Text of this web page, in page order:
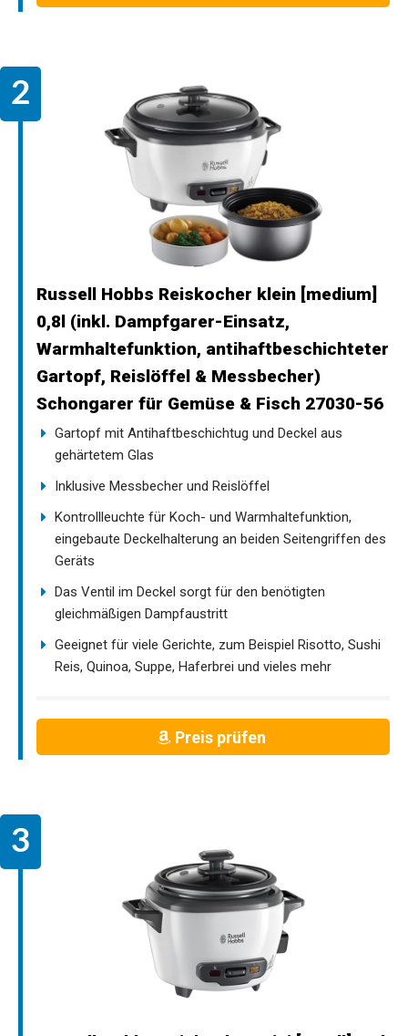
Russell Hobbs Reiskocher klein [medium]
0,8l (inkl. Dampfgarer-Einsatz,
Warmhaltefunktion, antihaftbeschichteter
Gartopf, Reislöffel & Messbecher)
Schongarer für Gemüse & Fisch 27030-56
Gartopf mit Antihaftbeschichtug und Deckel aus
gehärtetem Glas
Inklusive Messbecher und Reislöffel
Kontrollleuchte für Koch- und Warmhaltefunktion,
eingebaute Deckelhalterung an beiden Seitengriffen des
Geräts
Das Ventil im Deckel sorgt für den benötigten
gleichmäßigen Dampfaustritt
Geeignet für viele Gerichte, zum Beispiel Risotto, Sushi
Reis, Quinoa, Suppe, Haferbrei und vieles mehr
Preis prüfen